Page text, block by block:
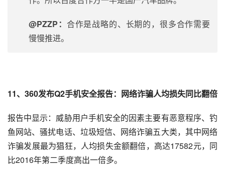
@PZZP： 合作是战略的、长期的，很多合作需要
慢慢推进。
11、360发布Q2手机安全报告：网络诈骗人均损失同比翻倍
报告中显示：威胁用户手机安全的因素主要有恶意程序、钓
鱼网站、骚扰电话、垃圾短信、网络诈骗五大类，其中网络
诈骗发展最为猖狂，人均损失金额翻倍，高达17582元，同
比2016年第二季度高出一倍多。